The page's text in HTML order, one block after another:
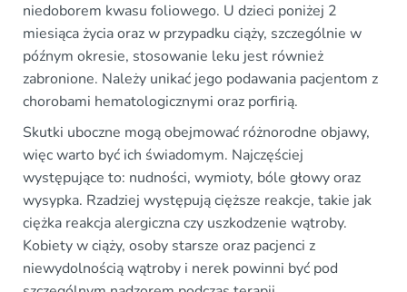
niedoborem kwasu foliowego. U dzieci poniżej 2
miesiąca życia oraz w przypadku ciąży, szczególnie w
późnym okresie, stosowanie leku jest również
zabronione. Należy unikać jego podawania pacjentom z
chorobami hematologicznymi oraz porfirią.
Skutki uboczne mogą obejmować różnorodne objawy,
więc warto być ich świadomym. Najczęściej
występujące to: nudności, wymioty, bóle głowy oraz
wysypka. Rzadziej występują cięższe reakcje, takie jak
ciężka reakcja alergiczna czy uszkodzenie wątroby.
Kobiety w ciąży, osoby starsze oraz pacjenci z
niewydolnością wątroby i nerek powinni być pod